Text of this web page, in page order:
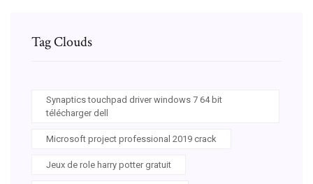
Tag Clouds
Synaptics touchpad driver windows 7 64 bit
télécharger dell
Microsoft project professional 2019 crack
Jeux de role harry potter gratuit